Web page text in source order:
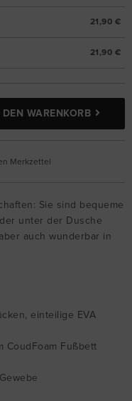
21,90 €
21,90 €
DEN WARENKORB
Sie sind bequeme
unter der Dusche
auch wunderbar in
einteilige EVA
CoudFoam Fußbett